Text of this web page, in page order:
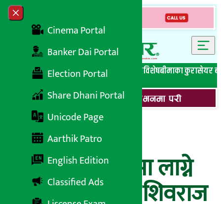
Skip to content
Close menu
Cinema Portal
Banker Dai Portal
Election Portal
Share Dhani Portal
Unicode Page
Aarthik Patro
English Edition
Classified Ads
सबै समाचारबेथिति मुर्दाबादबैंकिङ विशेष लघुवित्त विशेषबीमाका कुरासेयर
‘स्वास्थ्य सुधार्न
हानिकारक वस्तुमा लाग्ने
कर बढाउनुपर्छ’- शिवराज